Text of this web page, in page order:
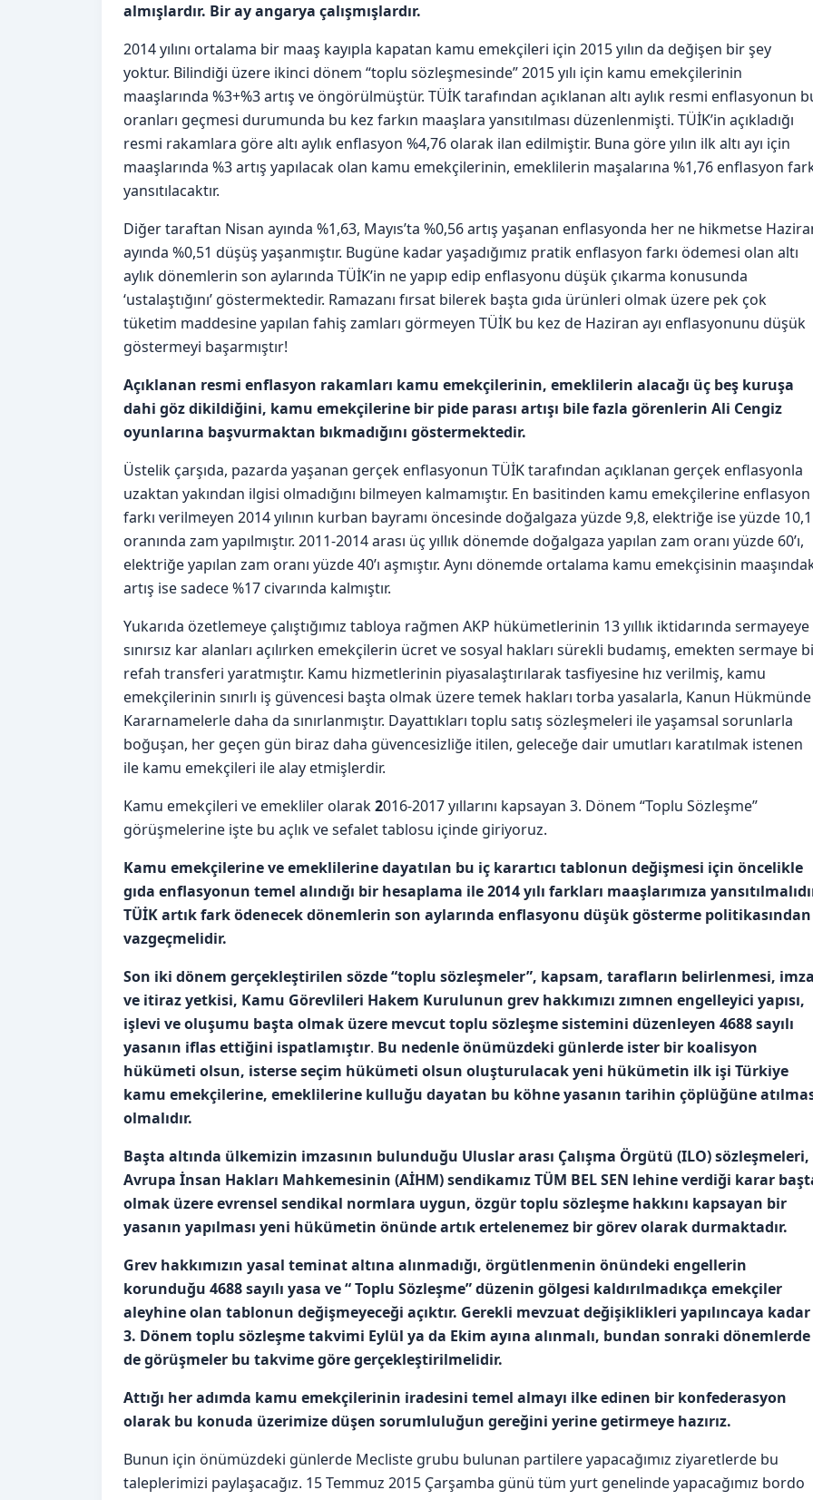
almışlardır. Bir ay angarya çalışmışlardır.
2014 yılını ortalama bir maaş kayıpla kapatan kamu emekçileri için 2015 yılın da değişen bir şey
yoktur. Bilindiği üzere ikinci dönem “toplu sözleşmesinde” 2015 yılı için kamu emekçilerinin
maaşlarında %3+%3 artış ve öngörülmüştür. TÜİK tarafından açıklanan altı aylık resmi enflasyonun
oranları geçmesi durumunda bu kez farkın maaşlara yansıtılması düzenlenmişti. TÜİK’in açıkladığı
resmi rakamlara göre altı aylık enflasyon %4,76 olarak ilan edilmiştir. Buna göre yılın ilk altı ayı için
maaşlarında %3 artış yapılacak olan kamu emekçilerinin, emeklilerin maşalarına %1,76 enflasyon
yansıtılacaktır.
Diğer taraftan Nisan ayında %1,63, Mayıs’ta %0,56 artış yaşanan enflasyonda her ne hikmetse
ayında %0,51 düşüş yaşanmıştır. Bugüne kadar yaşadığımız pratik enflasyon farkı ödemesi olan altı
aylık dönemlerin son aylarında TÜİK’in ne yapıp edip enflasyonu düşük çıkarma konusunda
‘ustalaştığını’ göstermektedir. Ramazanı fırsat bilerek başta gıda ürünleri olmak üzere pek çok
tüketim maddesine yapılan fahiş zamları görmeyen TÜİK bu kez de Haziran ayı enflasyonunu düşük
göstermeyi başarmıştır!
Açıklanan resmi enflasyon rakamları kamu emekçilerinin, emeklilerin alacağı üç beş kuruşa
dahi göz dikildiğini, kamu emekçilerine bir pide parası artışı bile fazla görenlerin Ali Cengiz
oyunlarına başvurmaktan bıkmadığını göstermektedir.
Üstelik çarşıda, pazarda yaşanan gerçek enflasyonun TÜİK tarafından açıklanan gerçek enflasyonla
uzaktan yakından ilgisi olmadığını bilmeyen kalmamıştır. En basitinden kamu emekçilerine enflasyon
farkı verilmeyen 2014 yılının kurban bayramı öncesinde doğalgaza yüzde 9,8, elektriğe ise yüzde 10,1
oranında zam yapılmıştır. 2011-2014 arası üç yıllık dönemde doğalgaza yapılan zam oranı yüzde 60’ı,
elektriğe yapılan zam oranı yüzde 40’ı aşmıştır. Aynı dönemde ortalama kamu emekçisinin
artış ise sadece %17 civarında kalmıştır.
Yukarıda özetlemeye çalıştığımız tabloya rağmen AKP hükümetlerinin 13 yıllık iktidarında sermayeye
sınırsız kar alanları açılırken emekçilerin ücret ve sosyal hakları sürekli budamış, emekten sermaye
refah transferi yaratmıştır. Kamu hizmetlerinin piyasalaştırılarak tasfiyesine hız verilmiş, kamu
emekçilerinin sınırlı iş güvencesi başta olmak üzere temek hakları torba yasalarla, Kanun Hükmünde
Kararnamelerle daha da sınırlanmıştır. Dayattıkları toplu satış sözleşmeleri ile yaşamsal sorunlarla
boğuşan, her geçen gün biraz daha güvencesizliğe itilen, geleceğe dair umutları karatılmak istenen
ile kamu emekçileri ile alay etmişlerdir.
Kamu emekçileri ve emekliler olarak2016-2017 yıllarını kapsayan 3. Dönem “Toplu Sözleşme”
görüşmelerine işte bu açlık ve sefalet tablosu içinde giriyoruz.
Kamu emekçilerine ve emeklilerine dayatılan bu iç karartıcı tablonun değişmesi için öncelikle
gıda enflasyonun temel alındığı bir hesaplama ile 2014 yılı farkları maaşlarımıza
TÜİK artık fark ödenecek dönemlerin son aylarında enflasyonu düşük gösterme politikasından
vazgeçmelidir.
Son iki dönem gerçekleştirilen sözde “toplu sözleşmeler”, kapsam, tarafların belirlenmesi,
ve itiraz yetkisi, Kamu Görevlileri Hakem Kurulunun grev hakkımızı zımnen engelleyici yapısı,
işlevi ve oluşumu başta olmak üzere mevcut toplu sözleşme sistemini düzenleyen 4688 sayılı
yasanın iflas ettiğini ispatlamıştır. Bu nedenle önümüzdeki günlerde ister bir koalisyon
hükümeti olsun, isterse seçim hükümeti olsun oluşturulacak yeni hükümetin ilk işi Türkiye
kamu emekçilerine, emeklilerine kulluğu dayatan bu köhne yasanın tarihin çöplüğüne
olmalıdır.
Başta altında ülkemizin imzasının bulunduğu Uluslar arası Çalışma Örgütü (ILO) sözleşmeleri,
Avrupa İnsan Hakları Mahkemesinin (AİHM) sendikamız TÜM BEL SEN lehine verdiği karar
olmak üzere evrensel sendikal normlara uygun, özgür toplu sözleşme hakkını kapsayan bir
yasanın yapılması yeni hükümetin önünde artık ertelenemez bir görev olarak durmaktadır.
Grev hakkımızın yasal teminat altına alınmadığı, örgütlenmenin önündeki engellerin
korunduğu 4688 sayılı yasa ve “ Toplu Sözleşme” düzenin gölgesi kaldırılmadıkça emekçiler
aleyhine olan tablonun değişmeyeceği açıktır. Gerekli mevzuat değişiklikleri yapılıncaya kadar
3. Dönem toplu sözleşme takvimi Eylül ya da Ekim ayına alınmalı, bundan sonraki dönemlerde
de görüşmeler bu takvime göre gerçekleştirilmelidir.
Attığı her adımda kamu emekçilerinin iradesini temel almayı ilke edinen bir konfederasyon
olarak bu konuda üzerimize düşen sorumluluğun gereğini yerine getirmeye hazırız.
Bunun için önümüzdeki günlerde Mecliste grubu bulunan partilere yapacağımız ziyaretlerde bu
taleplerimizi paylaşacağız. 15 Temmuz 2015 Çarşamba günü tüm yurt genelinde yapacağımız bordo